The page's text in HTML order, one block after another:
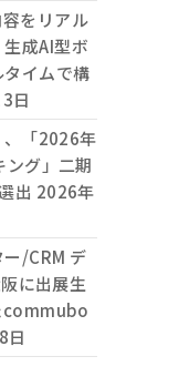
をリアル
成AI型ボ
イムで構
日
「2026年
ング」二期
出 2026年
/CRM デ
に出展生
commubo
日